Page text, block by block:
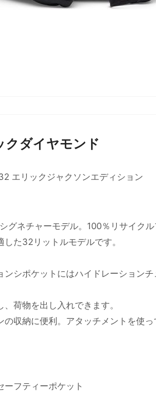
ダイヤモンド
エリックジャクソンエディション
グネチャーモデル。100％リサイクル
た32リットルモデルです。
シポケットにはハイドレーション
荷物を出し入れできます。
収納に便利。アタッチメントを使
ーフティーポケット